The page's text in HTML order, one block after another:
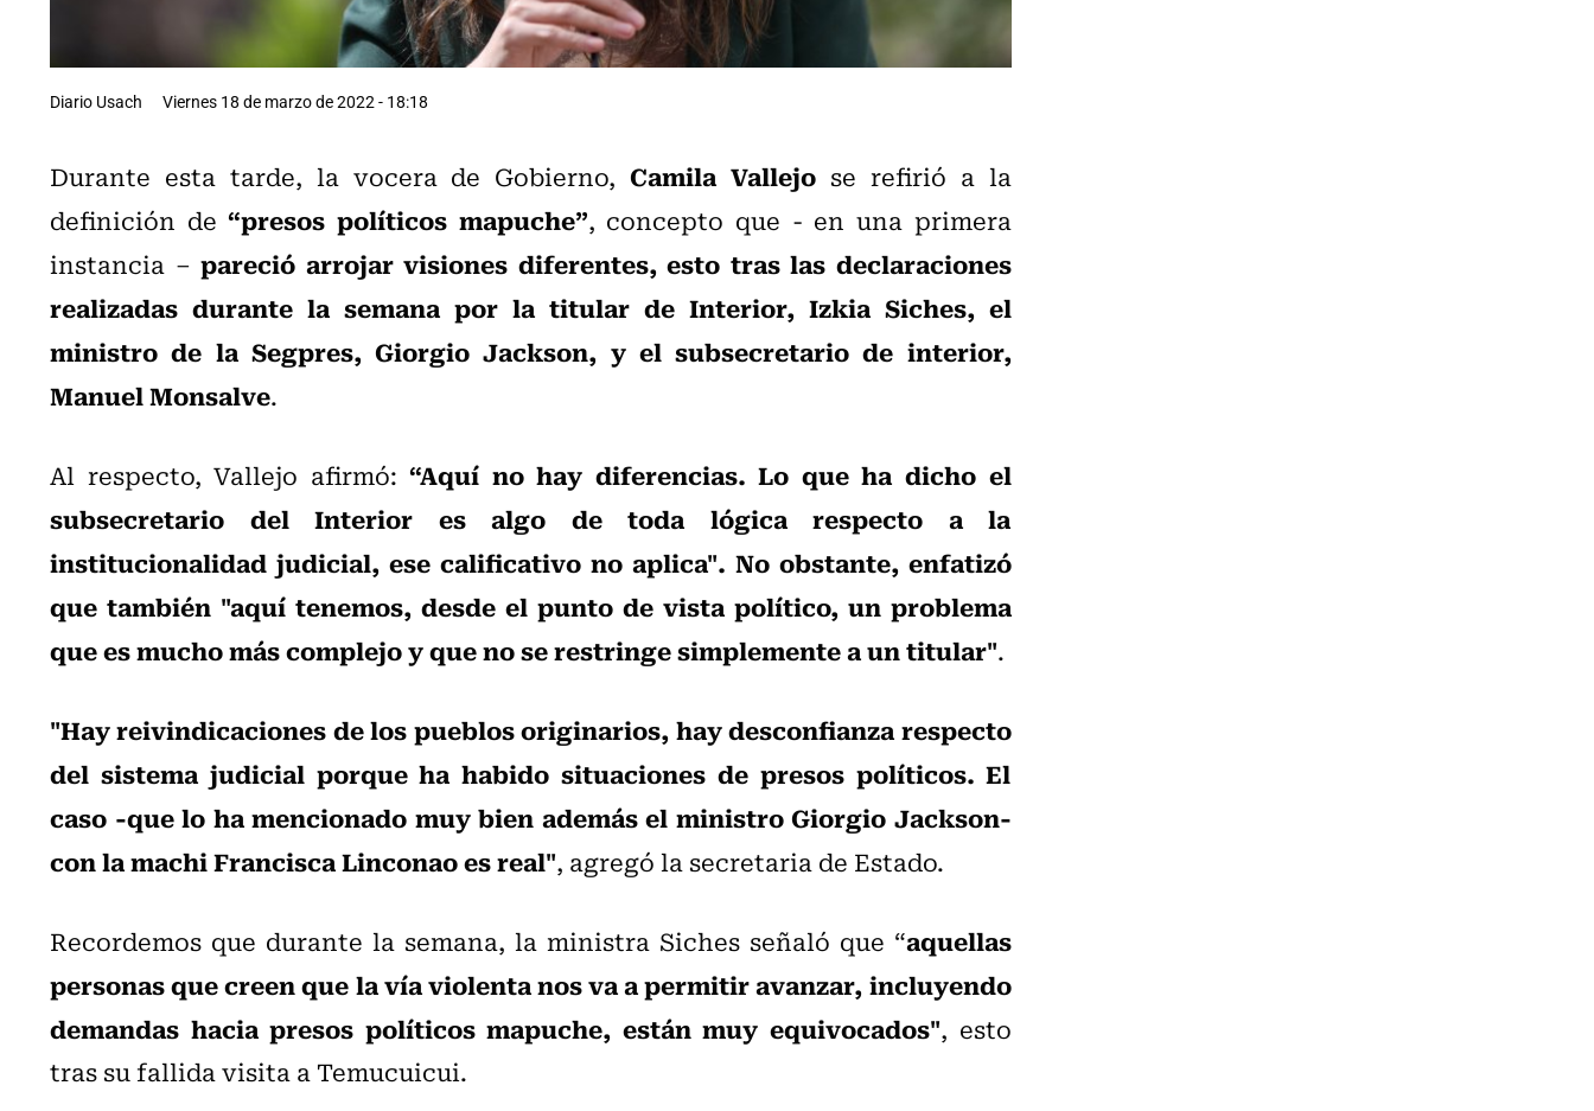
Diario Usach Viernes 18 de marzo de 2022 - 18:18
Durante esta tarde, la vocera de Gobierno, Camila Vallejo se refirió a la
definición de“presos políticos mapuche”, concepto que - en una primera
instancia – pareció arrojar visiones diferentes, esto tras las declaraciones
realizadas durante la semana por la titular de Interior, Izkia Siches, el
ministro de la Segpres, Giorgio Jackson, y el subsecretario de interior,
Manuel Monsalve.
Al respecto, Vallejo afirmó:“Aquí no hay diferencias. Lo que ha dicho el
subsecretario del Interior es algo de toda lógica respecto a la
institucionalidad judicial, ese calificativo no aplica". No obstante, enfatizó
que también "aquí tenemos, desde el punto de vista político, un problema
que es mucho más complejo y que no se restringe simplemente a un titular".
"Hay reivindicaciones de los pueblos originarios, hay desconfianza respecto
del sistema judicial porque ha habido situaciones de presos políticos. El
caso -que lo ha mencionado muy bien además el ministro Giorgio Jackson-
con la machi Francisca Linconao es real", agregó la secretaria de Estado.
Recordemos que durante la semana, la ministra Siches señaló que “aquellas
personas que creen que la vía violenta nos va a permitir avanzar, incluyendo
demandas hacia presos políticos mapuche, están muy equivocados", esto
tras su fallida visita a Temucuicui.